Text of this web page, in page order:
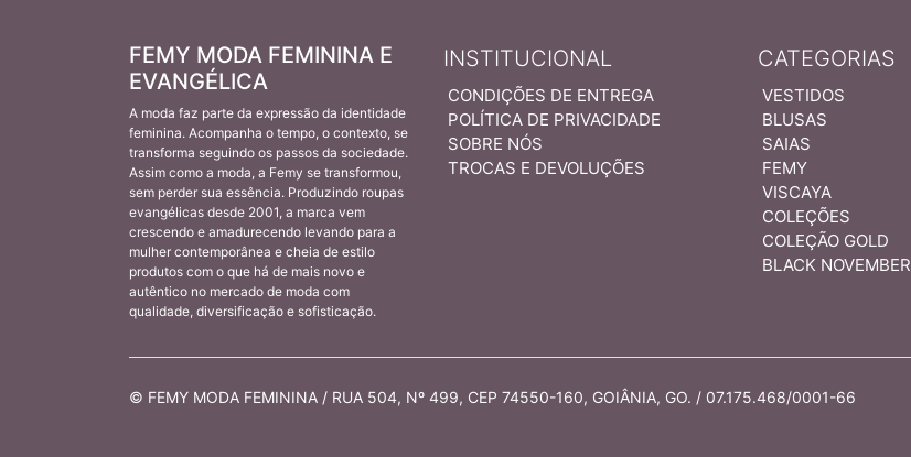
INSTITUCIONAL
CONDIÇÕES DE ENTREGA
POLÍTICA DE PRIVACIDADE
SOBRE NÓS
TROCAS E DEVOLUÇÕES
CATEGORIAS
VESTIDOS
BLUSAS
SAIAS
FEMY
VISCAYA
COLEÇÕES
COLEÇÃO GOLD
BLACK NOVEMBER
FEMY MODA FEMININA E
EVANGÉLICA
A moda faz parte da expressão da identidade
feminina. Acompanha o tempo, o contexto, se
transforma seguindo os passos da sociedade.
Assim como a moda, a Femy se transformou,
sem perder sua essência. Produzindo roupas
evangélicas desde 2001, a marca vem
crescendo e amadurecendo levando para a
mulher contemporânea e cheia de estilo
produtos com o que há de mais novo e
autêntico no mercado de moda com
qualidade, diversificação e sofisticação.
© FEMY MODA FEMININA / RUA 504, Nº 499, CEP 74550-160, GOIÂNIA, GO. / 07.175.468/0001-66